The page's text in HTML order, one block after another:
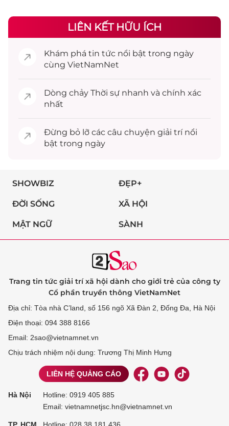
LIÊN KẾT HỮU ÍCH
Khám phá tin tức nổi bật trong ngày
cùng VietNamNet
Dòng chảy Thời sự nhanh và chính xác
nhất
Đừng bỏ lỡ các câu chuyện giải trínổi
bật trong ngày
SHOWBIZ ĐẸP+
ĐỜI SỐNG XÃ HỘI
MẬT NGỮ SÀNH
Trang tin tức giải trí xã hội dành cho giới trẻ của công ty
Cổ phần truyền thông VietNamNet
Địa chỉ: Tòa nhà C’land, số 156 ngõ Xã Đàn 2, Đống Đa, Hà Nội
Điện thoại: 094 388 8166
Email: 2sao@vietnamnet.vn
Chịu trách nhiệm nội dung: Trương Thị Minh Hưng
LIÊN HỆ QUẢNG CÁO
Hà Nội Hotline: 0919 405 885
Email: vietnamnetjsc.hn@vietnamnet.vn